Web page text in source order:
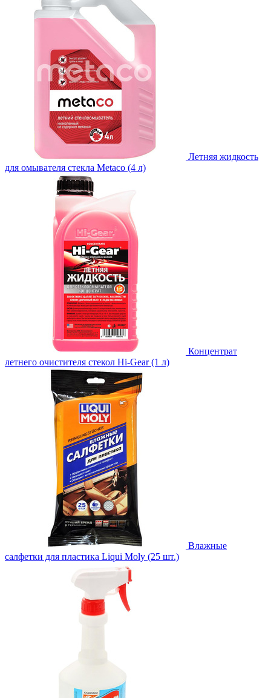
Летняя жидкость
для омывателя стекла Metaco (4 л)
Концентрат
летнего очистителя стекол Hi-Gear (1 л)
Влажные
салфетки для пластика Liqui Moly (25 шт.)